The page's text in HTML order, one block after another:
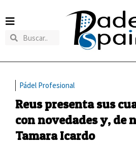
Pádel Profesional
Reus presenta sus
con novedades y, de
Tamara Icardo